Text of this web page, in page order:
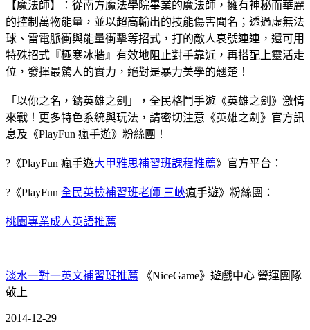
【魔法師】：從南方魔法學院畢業的魔法師，擁有神秘而華麗
的控制萬物能量，並以超高輸出的技能傷害聞名；透過虛無法
球、雷電脈衝與能量衝擊等招式，打的敵人哀號連連，還可用
特殊招式『極寒冰牆』有效地阻止對手靠近，再搭配上靈活走
位，發揮最驚人的實力，絕對是暴力美學的翹楚！
「以你之名，鑄英雄之劍」，全民格鬥手遊《英雄之劍》激情
來戰！更多特色系統與玩法，請密切注意《英雄之劍》官方訊
息及《PlayFun 瘋手遊》粉絲團！
?《PlayFun 瘋手遊大甲雅思補習班課程推薦》官方平台：
?《PlayFun 全民英檢補習班老師 三峽瘋手遊》粉絲團：
桃園專業成人英語推薦
淡水一對一英文補習班推薦 《NiceGame》遊戲中心 營運團隊
敬上
2014-12-29